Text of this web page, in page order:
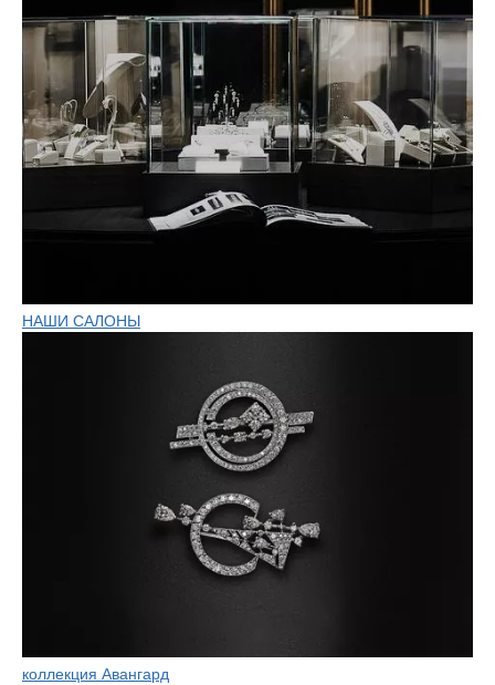
НАШИ САЛОНЫ
коллекция Авангард